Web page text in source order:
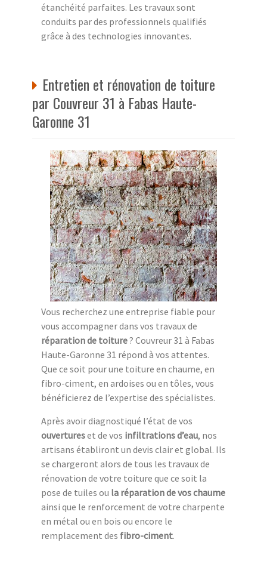
étanchéité parfaites. Les travaux sont
conduits par des professionnels qualifiés
grâce à des technologies innovantes.
Entretien et rénovation de toiture
par Couvreur 31 à Fabas Haute-
Garonne 31
Vous recherchez une entreprise fiable pour
vous accompagner dans vos travaux de
réparation de toiture? Couvreur 31 à Fabas
Haute-Garonne 31 répond à vos attentes.
Que ce soit pour une toiture en chaume, en
fibro-ciment, en ardoises ou en tôles, vous
bénéficierez de l’expertise des spécialistes.
Après avoir diagnostiqué l’état de vos
ouvertureset de vos infiltrations d’eau, nos
artisans établiront un devis clair et global. Ils
se chargeront alors de tous les travaux de
rénovation de votre toiture que ce soit la
pose de tuiles ou la réparation de vos chaume
ainsi que le renforcement de votre charpente
en métal ou en bois ou encore le
remplacement des fibro-ciment.